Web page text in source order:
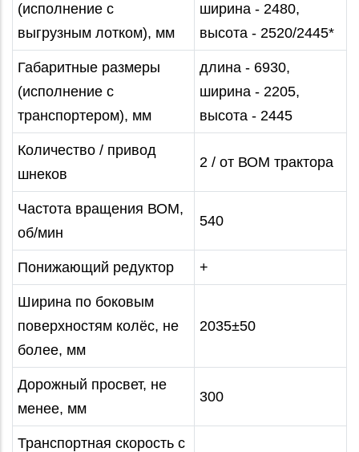
(исполнение с
выгрузным лотком), мм
ширина - 2480,
высота - 2520/2445*
Габаритные размеры
(исполнение с
транспортером), мм
длина - 6930,
ширина - 2205,
высота - 2445
Количество / привод
шнеков
2 / от ВОМ трактора
Частота вращения ВОМ,
об/мин
540
Понижающий редуктор +
Ширина по боковым
поверхностям колёс, не
более, мм
2035±50
Дорожный просвет, не
менее, мм
300
Транспортная скорость с